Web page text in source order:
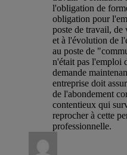
l'obligation de
obligation pour
poste de travail, de
et à l'évolution de
au poste de
n'était pas l'emploi
demande
entreprise doit
de l'abondement
contentieux qui
reprocher à cette
professionnelle.